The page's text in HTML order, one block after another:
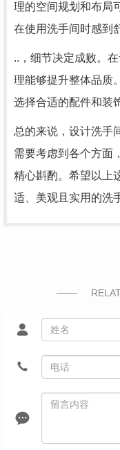
理的空间规划和布局
在使用洗手间时感到
..，细节决定成败。
理能够提升整体品质
选择合适的配件和装
总的来说，设计洗手
需要考虑到各个方面
精心斟酌。希望以上
适、美观且实用的洗